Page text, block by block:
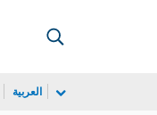
العربية